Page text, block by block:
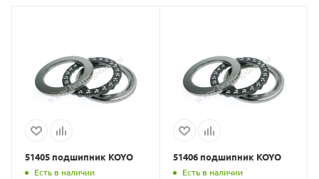
51405 подшипник KOYO
Есть в наличии
51406 подшипник KOYO
Есть в наличии